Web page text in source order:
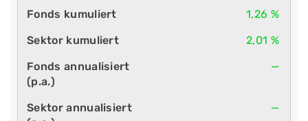
1,26 %
2,01 %
—
—